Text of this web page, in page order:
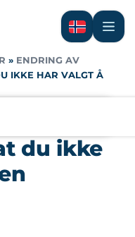
» ENDRING AV
IKKE HAR VALGT Å
du ikke